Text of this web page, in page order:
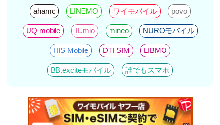
ahamo LINEMO ワイモバイル povo
UQ mobile IIJmio mineo NUROモバイル
HIS Mobile DTI SIM LIBMO
BB.exciteモバイル 誰でもスマホ